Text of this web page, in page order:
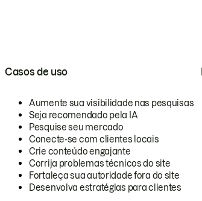
Casos de uso
Aumente sua visibilidade nas pesquisas
Seja recomendado pela IA
Pesquise seu mercado
Conecte-se com clientes locais
Crie conteúdo engajante
Corrija problemas técnicos do site
Fortaleça sua autoridade fora do site
Desenvolva estratégias para clientes